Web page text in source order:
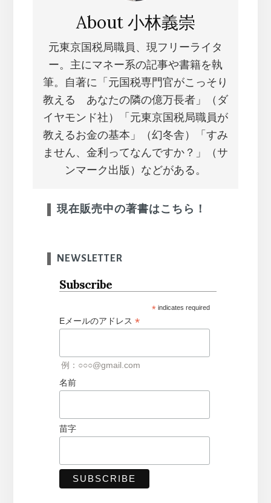
About小林義崇
元東京国税局職員、現フリーライタ
ー。主にマネー系の記事や書籍を執
筆。自著に「元国税専門官がこっそり
教える あなたの隣の億万長者」（ダ
イヤモンド社）「元東京国税局職員が
教えるお金の基本」（幻冬舎）「すみ
ません、金利ってなんですか？」（サ
ンマーク出版）などがある。
現在販売中の著書はこちら！
NEWSLETTER
Subscribe
* indicates required
Eメールのアドレス *
例：○○○@gmail.com
名前
苗字